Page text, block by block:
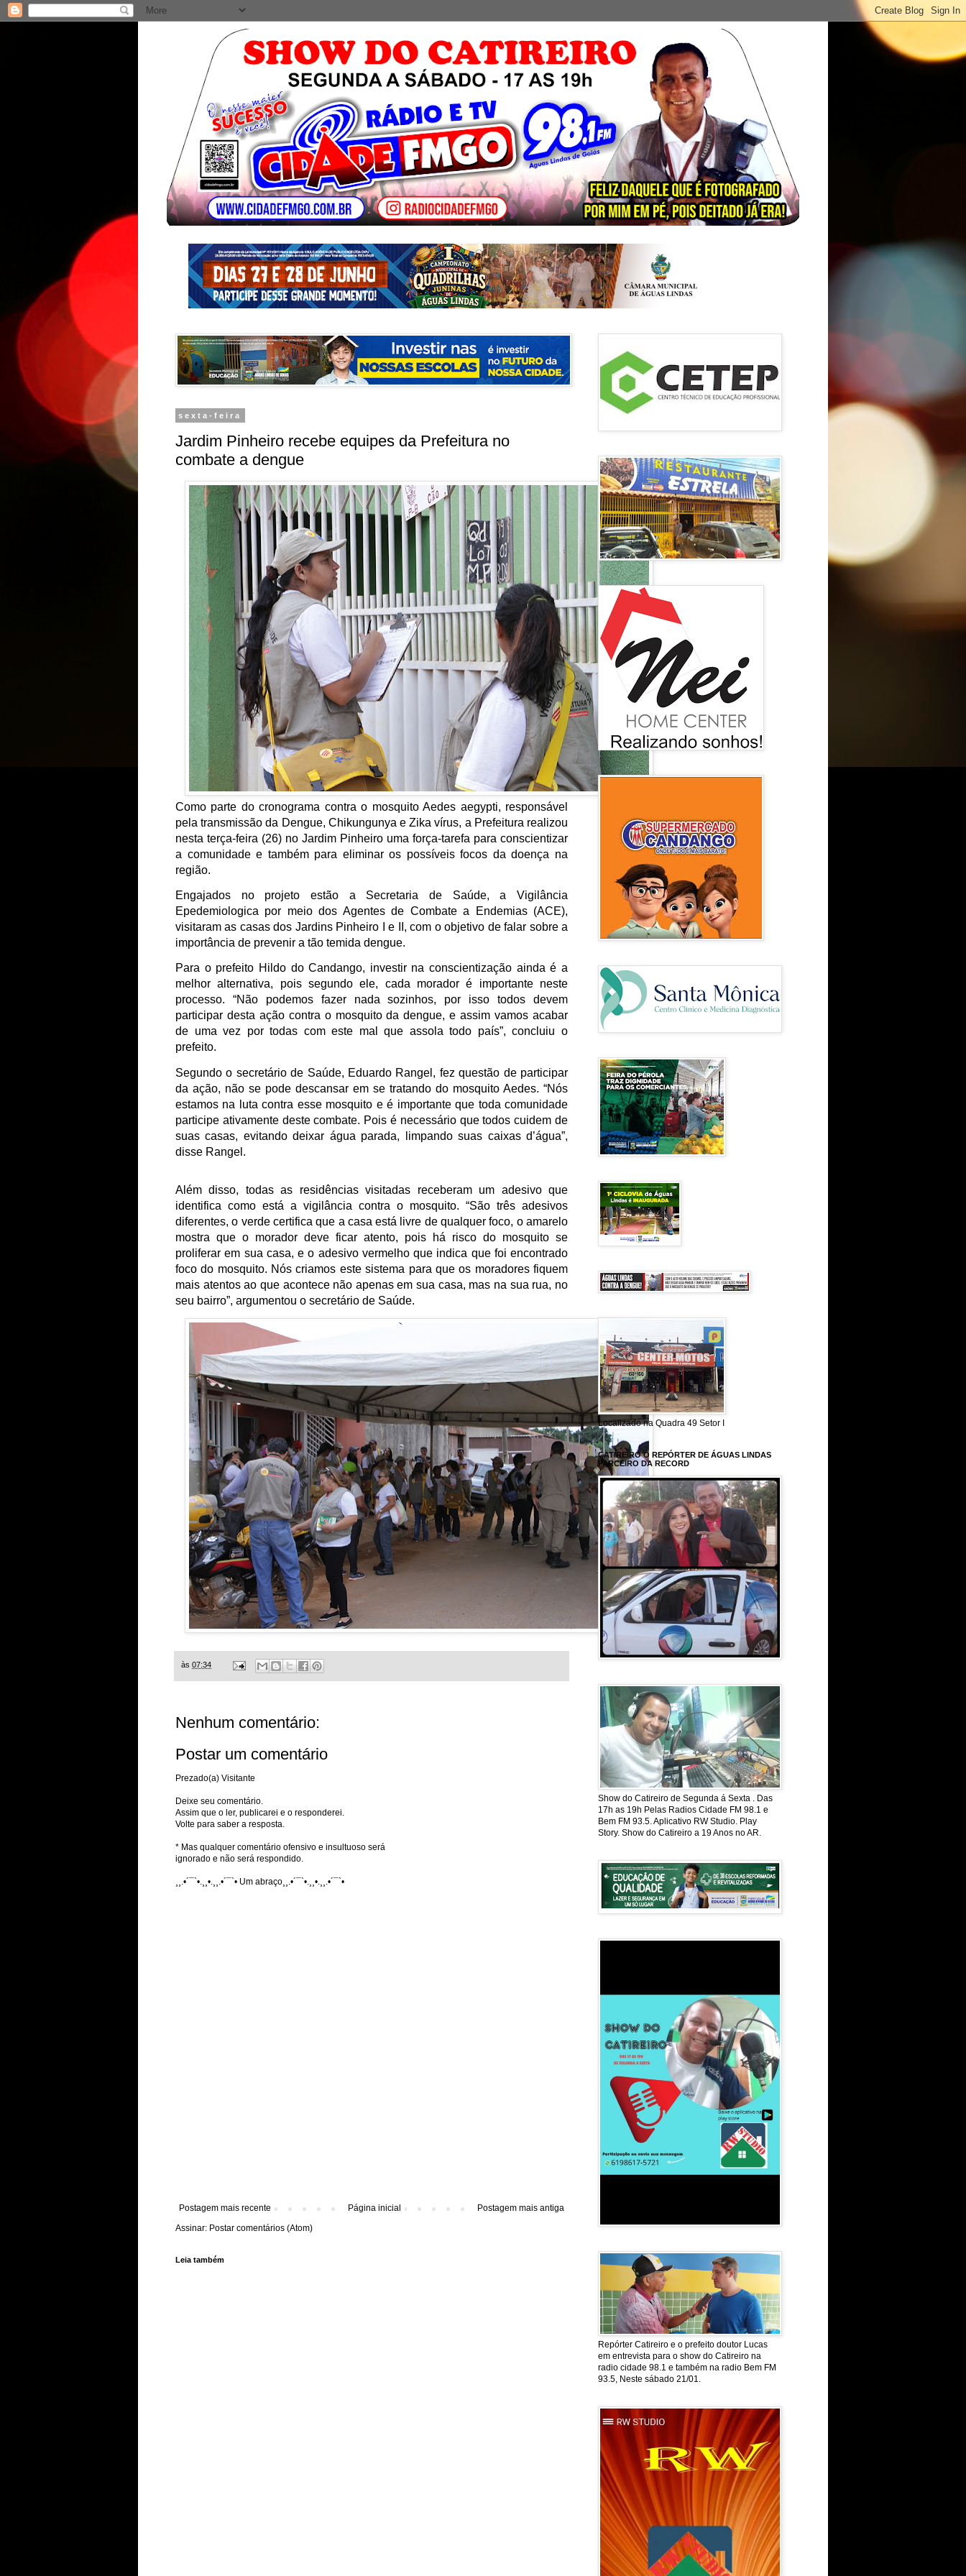
sexta-feira
Jardim Pinheiro recebe equipes da Prefeitura no
combate a dengue
Como parte do cronograma contra o mosquito Aedes aegypti, responsável
pela transmissão da Dengue, Chikungunya e Zika vírus, a Prefeitura realizou
nesta terça-feira (26) no Jardim Pinheiro uma força-tarefa para conscientizar
a comunidade e também para eliminar os possíveis focos da doença na
região.
Engajados no projeto estão a Secretaria de Saúde, a Vigilância
Epedemiologica por meio dos Agentes de Combate a Endemias (ACE),
visitaram as casas dos Jardins Pinheiro I e II, com o objetivo de falar sobre a
importância de prevenir a tão temida dengue.
Para o prefeito Hildo do Candango, investir na conscientização ainda é a
melhor alternativa, pois segundo ele, cada morador é importante neste
processo. “Não podemos fazer nada sozinhos, por isso todos devem
participar desta ação contra o mosquito da dengue, e assim vamos acabar
de uma vez por todas com este mal que assola todo país”, concluiu o
prefeito.
Segundo o secretário de Saúde, Eduardo Rangel, fez questão de participar
da ação, não se pode descansar em se tratando do mosquito Aedes. “Nós
estamos na luta contra esse mosquito e é importante que toda comunidade
participe ativamente deste combate. Pois é necessário que todos cuidem de
suas casas, evitando deixar água parada, limpando suas caixas d’água”,
disse Rangel.
Além disso, todas as residências visitadas receberam um adesivo que
identifica como está a vigilância contra o mosquito. “São três adesivos
diferentes, o verde certifica que a casa está livre de qualquer foco, o amarelo
mostra que o morador deve ficar atento, pois há risco do mosquito se
proliferar em sua casa, e o adesivo vermelho que indica que foi encontrado
foco do mosquito. Nós criamos este sistema para que os moradores fiquem
mais atentos ao que acontece não apenas em sua casa, mas na sua rua, no
seu bairro”, argumentou o secretário de Saúde.
às 07:34
Nenhum comentário:
Postar um comentário
Prezado(a) Visitante
Deixe seu comentário.
Assim que o ler, publicarei e o responderei.
Volte para saber a resposta.
* Mas qualquer comentário ofensivo e insultuoso será
ignorado e não será respondido.
¸¸.•´¯`•.¸¸•.¸¸.•´¯`• Um abraço¸¸.•´¯`•.¸¸•.¸¸.•´¯`•
Postagem mais recente Postagem mais antiga
Página inicial
Assinar: Postar comentários (Atom)
Leia também
Localizado na Quadra 49 Setor I
CATIREIRO O REPÓRTER DE ÁGUAS LINDAS
PARCEIRO DA RECORD
Show do Catireiro de Segunda á Sexta . Das
17h as 19h Pelas Radios Cidade FM 98.1 e
Bem FM 93.5. Aplicativo RW Studio. Play
Story. Show do Catireiro a 19 Anos no AR.
Repórter Catireiro e o prefeito doutor Lucas
em entrevista para o show do Catireiro na
radio cidade 98.1 e também na radio Bem FM
93.5, Neste sábado 21/01.